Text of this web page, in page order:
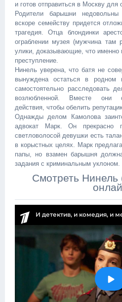
и готов отправиться в Москву для
Родители барышни
вскоре семейству придется
трагедия. Отца блондинки
ограблении музея (мужчина там
улики, доказывающие, что
преступление.
Нинель уверена, что батя не
вынуждена остаться в родном
самостоятельно расследовать
возлюбленной. Вместе они
действия, чтобы обелить
Однажды делом Камолова
адвокат Марк. Он прекрасно
светловолосой девушки есть
в корыстных целях. Марк
папы, но взамен барышня
задания с криминальным уклоном.
Смотреть Нинель